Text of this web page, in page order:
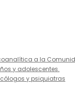
a la
y adolescentes.
y psiquiatras